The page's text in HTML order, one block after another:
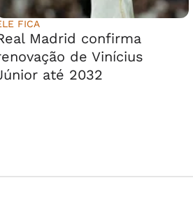
FICA
Madrid confirma
de Vinícius
até 2032